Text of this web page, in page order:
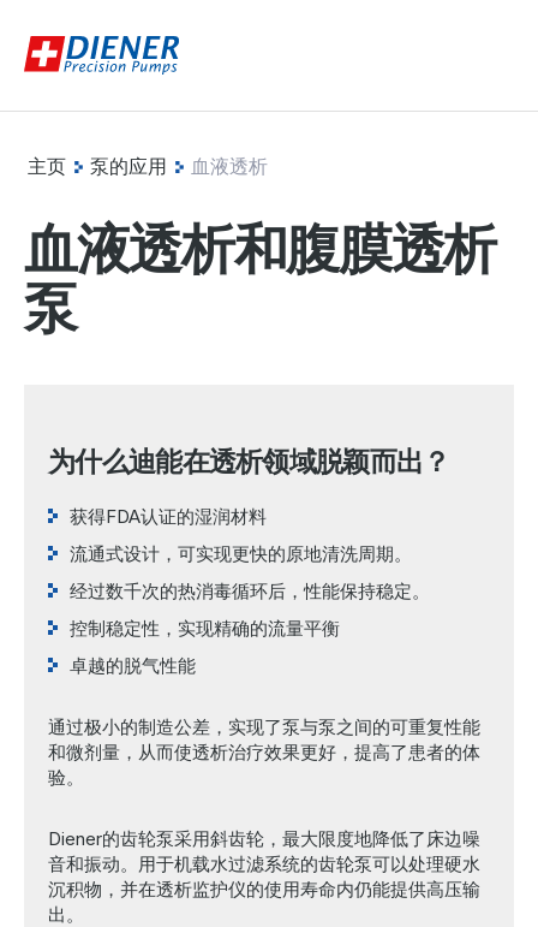
主页 泵的应用 血液透析
血液透析和腹膜透析
泵
为什么迪能在透析领域脱颖而出？
获得FDA认证的湿润材料
流通式设计，可实现更快的原地清洗周期。
经过数千次的热消毒循环后，性能保持稳定。
控制稳定性，实现精确的流量平衡
卓越的脱气性能
通过极小的制造公差，实现了泵与泵之间的可重复性能
和微剂量，从而使透析治疗效果更好，提高了患者的体
验。
Diener的齿轮泵采用斜齿轮，最大限度地降低了床边噪
音和振动。用于机载水过滤系统的齿轮泵可以处理硬水
沉积物，并在透析监护仪的使用寿命内仍能提供高压输
出。